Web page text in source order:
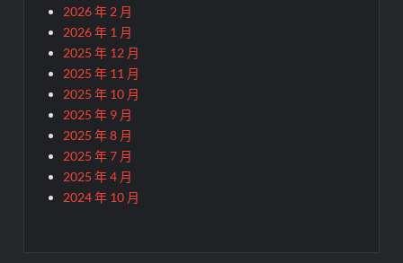
2026 年 2 月
2026 年 1 月
2025 年 12 月
2025 年 11 月
2025 年 10 月
2025 年 9 月
2025 年 8 月
2025 年 7 月
2025 年 4 月
2024 年 10 月